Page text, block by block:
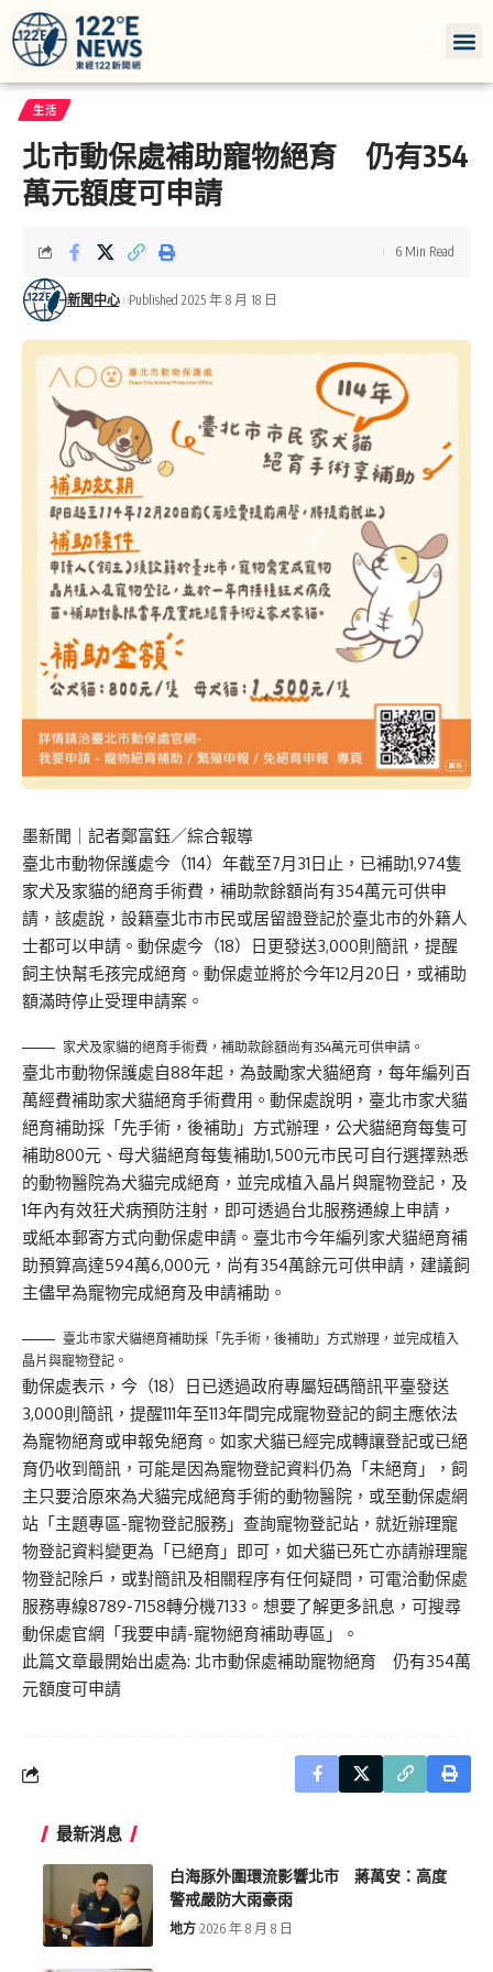
生活
北市動保處補助寵物絕育 仍有354
萬元額度可申請
新聞中心 Published 2025 年 8 月 18 日
6 Min Read
墨新聞 ｜記者鄭富鈺／綜合報導
臺北市動物保護處今（114）年截至7月31日止，已補助1,974隻
家犬及家貓的絕育手術費，補助款餘額尚有354萬元可供申
請，該處說，設籍臺北市市民或居留證登記於臺北市的外籍人
士都可以申請。動保處今（18）日更發送3,000則簡訊，提醒
飼主快幫毛孩完成絕育。動保處並將於今年12月20日，或補助
額滿時停止受理申請案。
家犬及家貓的絕育手術費，補助款餘額尚有354萬元可供申請。
臺北市動物保護處自88年起，為鼓勵家犬貓絕育，每年編列百
萬經費補助家犬貓絕育手術費用。動保處說明，臺北市家犬貓
絕育補助採「先手術，後補助」方式辦理，公犬貓絕育每隻可
補助800元、母犬貓絕育每隻補助1,500元市民可自行選擇熟悉
的動物醫院為犬貓完成絕育，並完成植入晶片與寵物登記，及
1年內有效狂犬病預防注射，即可透過台北服務通線上申請，
或紙本郵寄方式向動保處申請。臺北市今年編列家犬貓絕育補
助預算高達594萬6,000元，尚有354萬餘元可供申請，建議飼
主儘早為寵物完成絕育及申請補助。
臺北市家犬貓絕育補助採「先手術，後補助」方式辦理，並完成植入
晶片與寵物登記。
動保處表示，今（18）日已透過政府專屬短碼簡訊平臺發送
3,000則簡訊，提醒111年至113年間完成寵物登記的飼主應依法
為寵物絕育或申報免絕育。如家犬貓已經完成轉讓登記或已絕
育仍收到簡訊，可能是因為寵物登記資料仍為「未絕育」，飼
主只要洽原來為犬貓完成絕育手術的動物醫院，或至動保處網
站「主題專區-寵物登記服務」查詢寵物登記站，就近辦理寵
物登記資料變更為「已絕育」即可，如犬貓已死亡亦請辦理寵
物登記除戶，或對簡訊及相關程序有任何疑問，可電洽動保處
服務專線8789-7158轉分機7133。想要了解更多訊息，可搜尋
動保處官網「我要申請-寵物絕育補助專區」。
此篇文章最開始出處為: 北市動保處補助寵物絕育 仍有354萬
元額度可申請
最新消息
白海豚外圍環流影響北市 蔣萬安：高度
警戒嚴防大雨豪雨
地方 2026 年 8 月 8 日